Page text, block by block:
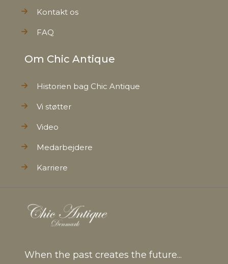
Kontakt os
FAQ
Om Chic Antique
Historien bag Chic Antique
Vi støtter
Video
Medarbejdere
Karriere
When the past creates the future...